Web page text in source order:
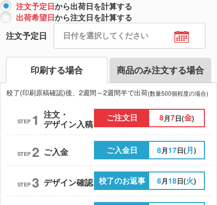
注文予定日から出荷日を計算する
出荷希望日から注文日を計算する
注文予定日
印刷する場合 商品のみ注文する場合
校了(印刷原稿確認)後、2週間～2週間半で出荷(数量500個程度の場合)
STEP 1 注文・
デザイン入稿
ご注文日 8 月7日(金)
STEP 2 ご入金 ご入金日 8月17日(月)
STEP 3 デザイン確認 校了のお返事 8月18日(火)